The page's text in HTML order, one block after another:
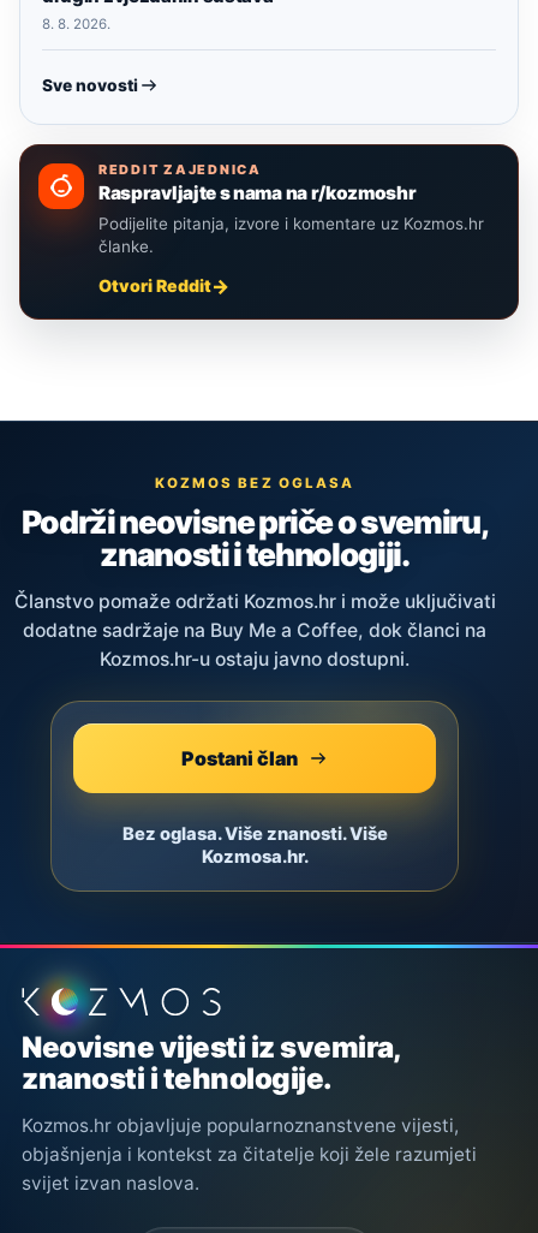
8. 8. 2026.
Sve novosti
REDDIT ZAJEDNICA
Raspravljajte s nama na r/kozmoshr
Podijelite pitanja, izvore i komentare uz Kozmos.hr
članke.
Otvori Reddit
KOZMOS BEZ OGLASA
Podrži neovisne priče o svemiru,
znanosti i tehnologiji.
Članstvo pomaže održati Kozmos.hr i može uključivati
dodatne sadržaje na Buy Me a Coffee, dok članci na
Kozmos.hr-u ostaju javno dostupni.
Postani član
Bez oglasa. Više znanosti. Više
Kozmosa.hr.
Podnožje stranice
Neovisne vijesti iz svemira,
znanosti i tehnologije.
Kozmos.hr objavljuje popularnoznanstvene vijesti,
objašnjenja i kontekst za čitatelje koji žele razumjeti
svijet izvan naslova.